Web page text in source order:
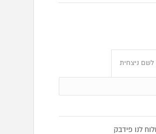
לשם ניצחית
לנו פידבק